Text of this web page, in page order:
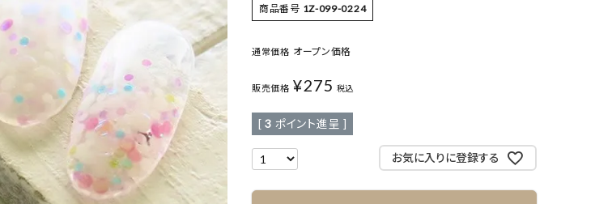
商品番号 1Z-099-0224
通常価格 オープン価格
販売価格 ¥275 税込
[ 3 ポイント進呈 ]
お気に入りに登録する